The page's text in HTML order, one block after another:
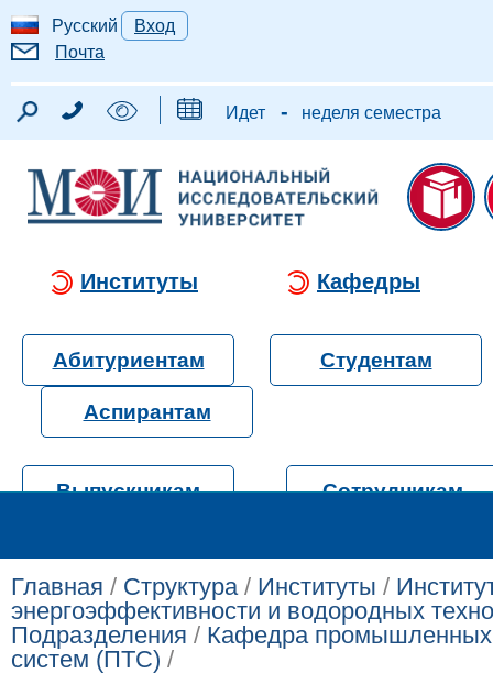
Русский
Вход
Почта
Идет - неделя семестра
Институты Кафедры
Абитуриентам Студентам
Аспирантам
Выпускникам Сотрудникам
Главная / Структура/ Институты /
энергоэффективности и водородных
Подразделения / Кафедра промышленных
систем (ПТС) /